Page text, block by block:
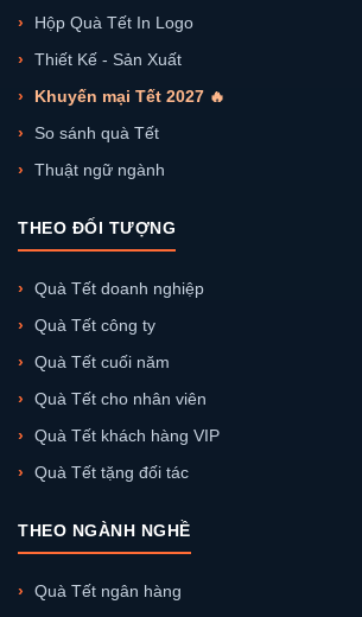
Hộp Quà Tết In Logo
Thiết Kế - Sản Xuất
Khuyến mại Tết 2027 🔥
So sánh quà Tết
Thuật ngữ ngành
THEO ĐỐI TƯỢNG
Quà Tết doanh nghiệp
Quà Tết công ty
Quà Tết cuối năm
Quà Tết cho nhân viên
Quà Tết khách hàng VIP
Quà Tết tặng đối tác
THEO NGÀNH NGHỀ
Quà Tết ngân hàng